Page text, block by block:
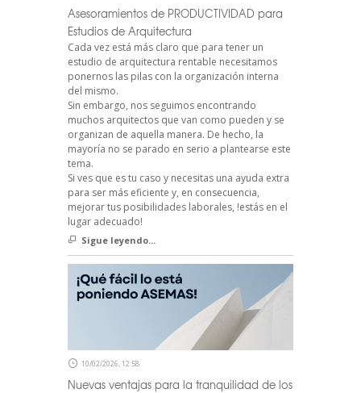
Asesoramientos de PRODUCTIVIDAD para
Estudios de Arquitectura
Cada vez está más claro que para tener un
estudio de arquitectura rentable necesitamos
ponernos las pilas con la organización interna
del mismo.
Sin embargo, nos seguimos encontrando
muchos arquitectos que van como pueden y se
organizan de aquella manera. De hecho, la
mayoría no se parado en serio a plantearse este
tema.
Si ves que es tu caso y necesitas una ayuda extra
para ser más eficiente y, en consecuencia,
mejorar tus posibilidades laborales, !estás en el
lugar adecuado!
Sigue leyendo...
10/02/2026, 12:58
Nuevas ventajas para la tranquilidad de los